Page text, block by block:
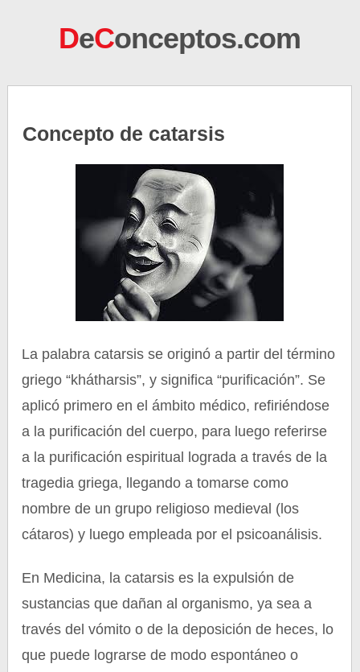
DeConceptos.com
Concepto de catarsis
La palabra catarsis se originó a partir del término
griego “khátharsis”, y significa “purificación”. Se
aplicó primero en el ámbito médico, refiriéndose
a la purificación del cuerpo, para luego referirse
a la purificación espiritual lograda a través de la
tragedia griega, llegando a tomarse como
nombre de un grupo religioso medieval (los
cátaros) y luego empleada por el psicoanálisis.
En Medicina, la catarsis es la expulsión de
sustancias que dañan al organismo, ya sea a
través del vómito o de la deposición de heces, lo
que puede lograrse de modo espontáneo o